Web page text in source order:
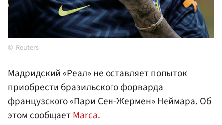
Reuters
Мадридский «Реал» не оставляет попыток
приобрести бразильского форварда
французского «Пари Сен-Жермен» Неймара. Об
этом сообщаетMarca.